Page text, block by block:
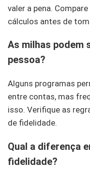
valer a pena.
cálculos antes de
As milhas podem
pessoa?
Alguns programas
entre contas, mas
isso. Verifique as
de fidelidade.
Qual a diferença
fidelidade?